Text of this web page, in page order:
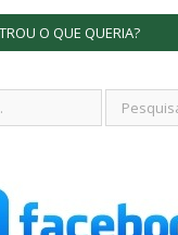
O QUE QUERIA?